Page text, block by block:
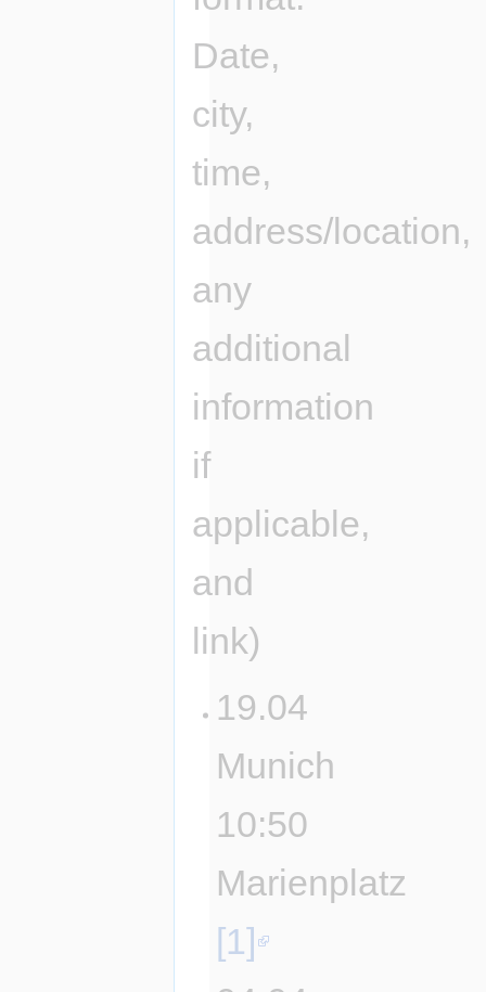
Date,
city,
time,
address/location,
any
additional
information
if
applicable,
and
link)
19.04
Munich
10:50
Marienplatz
[1]